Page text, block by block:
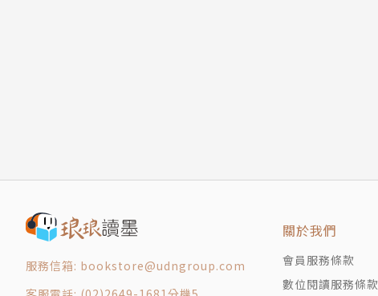
服務信箱: bookstore@udngroup.com
關於我們
會員服務條款
數位閱讀服務條款